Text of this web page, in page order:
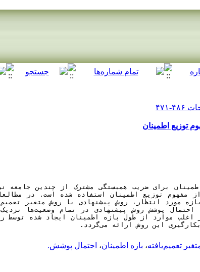
توزیع اطمینان
این روش ارائه می‌گردد.
تعمیم‌یافته، بازه اطمینان، احتمال پوشش.